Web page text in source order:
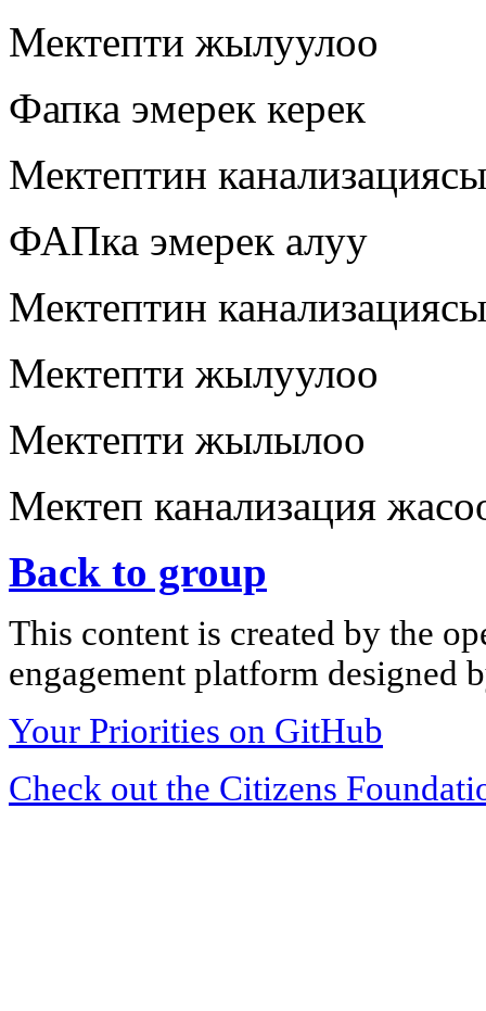
Мектепти жылуулоо
Фапка эмерек керек
Мектептин
ФАПка эмерек алуу
Мектептин
Мектепти жылуулоо
Мектепти жылылоо
Мектеп канализация
Back to group
This content is created by the
engagement platform designed
Your Priorities on GitHub
Check out the Citizens